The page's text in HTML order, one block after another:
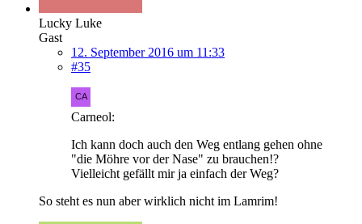
Lucky Luke
Gast
12. September 2016 um 11:33
#35
Carneol:
Ich kann doch auch den Weg entlang gehen ohne
"die Möhre vor der Nase" zu brauchen!?
Vielleicht gefällt mir ja einfach der Weg?
So steht es nun aber wirklich nicht im Lamrim!